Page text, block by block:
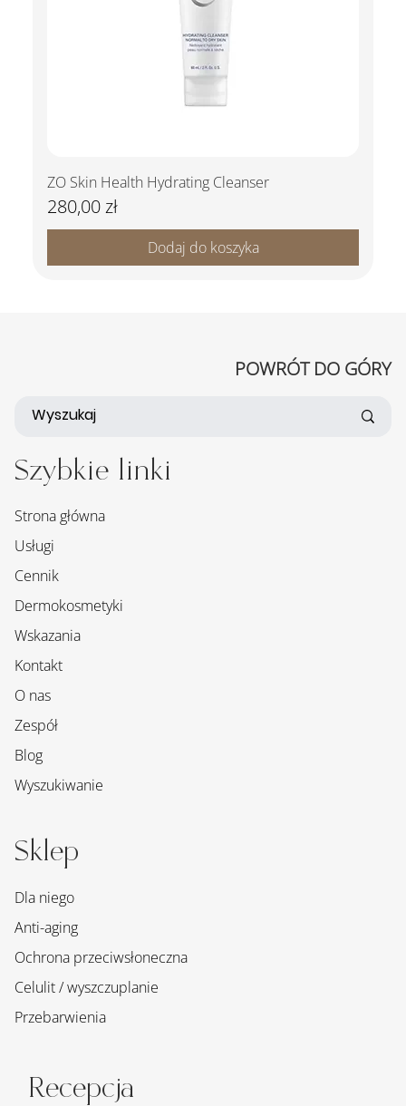
ZO Skin Health Hydrating Cleanser
Cena
280,00 zł
Dodaj do koszyka
Recepcja
Sklep
Dla niego
Anti-aging
Ochrona przeciwsłoneczna
Celulit / wyszczuplanie
Przebarwienia
Szybkie linki
Strona główna
Usługi
Cennik
Dermokosmetyki
Wskazania
Kontakt
O nas
Zespół
Blog
Wyszukiwanie
POWRÓT DO GÓRY